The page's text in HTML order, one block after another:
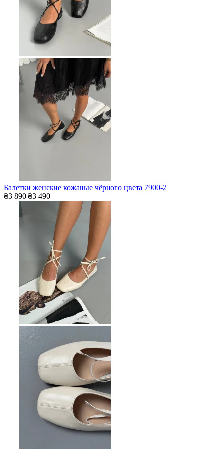
Балетки женские кожаные чёрного цвета 7900-2
₴3 890 ₴3 490